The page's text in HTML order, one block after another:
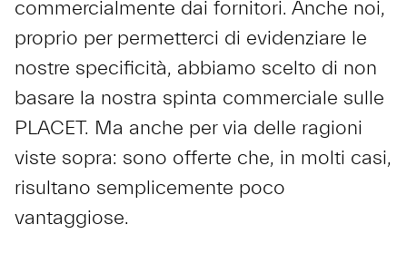
commercialmente dai fornitori. Anche noi,
proprio per permetterci di evidenziare le
nostre specificità, abbiamo scelto di non
basare la nostra spinta commerciale sulle
PLACET. Ma anche per via delle ragioni
viste sopra: sono offerte che, in molti casi,
risultano semplicemente poco
vantaggiose.